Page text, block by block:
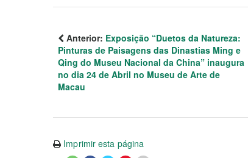
Anterior: Exposição “Duetos da Natureza:
Pinturas de Paisagens das Dinastias Ming e
Qing do Museu Nacional da China” inaugura
no dia 24 de Abril no Museu de Arte de
Macau
Imprimir esta página